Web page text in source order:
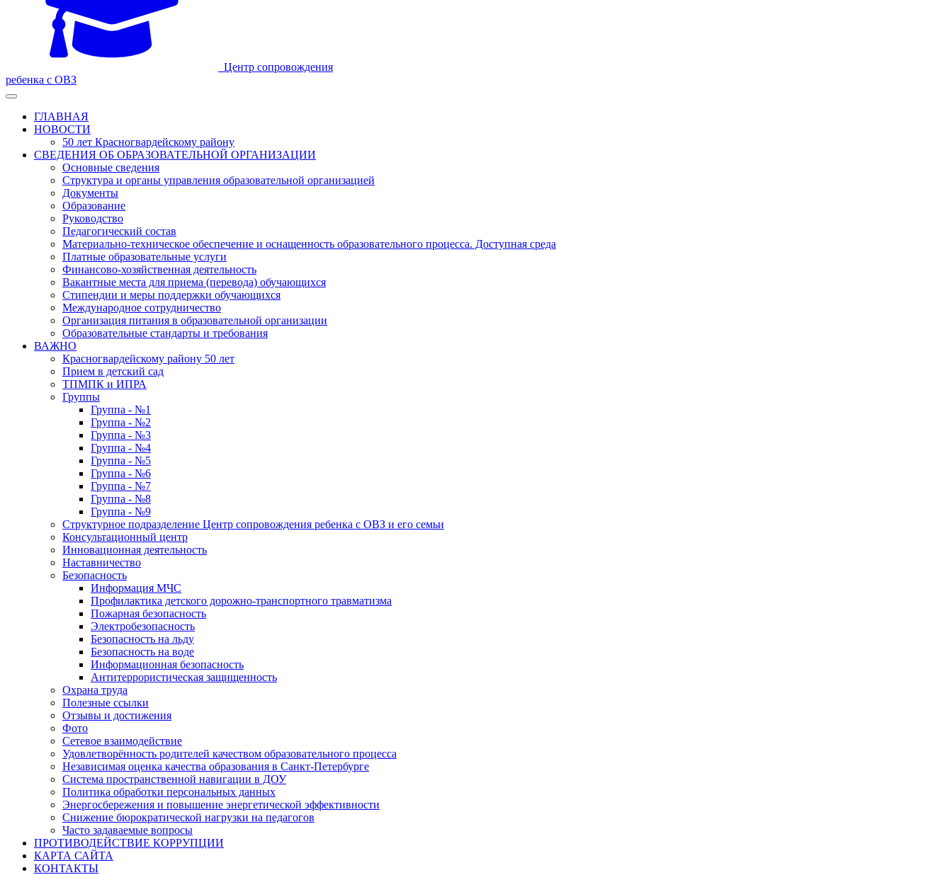
Центр сопровождения
ребенка с ОВЗ
ГЛАВНАЯ
НОВОСТИ
50 лет Красногвардейскому району
СВЕДЕНИЯ ОБ ОБРАЗОВАТЕЛЬНОЙ ОРГАНИЗАЦИИ
Основные сведения
Структура и органы управления образовательной организацией
Документы
Образование
Руководство
Педагогический состав
Материально-техническое обеспечение и оснащенность образовательного процесса. Доступная среда
Платные образовательные услуги
Финансово-хозяйственная деятельность
Вакантные места для приема (перевода) обучающихся
Стипендии и меры поддержки обучающихся
Международное сотрудничество
Организация питания в образовательной организации
Образовательные стандарты и требования
ВАЖНО
Красногвардейскому району 50 лет
Прием в детский сад
ТПМПК и ИПРА
Группы
Группа - №1
Группа - №2
Группа - №3
Группа - №4
Группа - №5
Группа - №6
Группа - №7
Группа - №8
Группа - №9
Структурное подразделение Центр сопровождения ребенка с ОВЗ и его семьи
Консультационный центр
Инновационная деятельность
Наставничество
Безопасность
Информация МЧС
Профилактика детского дорожно-транспортного травматизма
Пожарная безопасность
Электробезопасность
Безопасность на льду
Безопасность на воде
Информационная безопасность
Антитеррористическая защищенность
Охрана труда
Полезные ссылки
Отзывы и достижения
Фото
Сетевое взаимодействие
Удовлетворённость родителей качеством образовательного процесса
Независимая оценка качества образования в Санкт-Петербурге
Система пространственной навигации в ДОУ
Политика обработки персональных данных
Энергосбережения и повышение энергетической эффективности
Снижение бюрократической нагрузки на педагогов
Часто задаваемые вопросы
ПРОТИВОДЕЙСТВИЕ КОРРУПЦИИ
КАРТА САЙТА
КОНТАКТЫ